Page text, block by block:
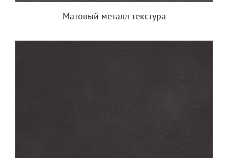
Матовый металл текстура